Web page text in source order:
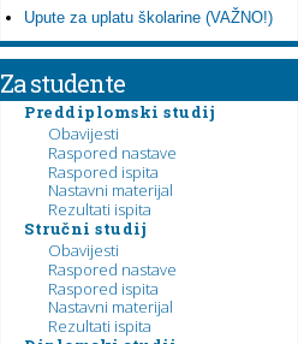
Upute za uplatu školarine (VAŽNO!)
Za studente
Preddiplomski studij
Obavijesti
Raspored nastave
Raspored ispita
Nastavni materijal
Rezultati ispita
Stručni studij
Obavijesti
Raspored nastave
Raspored ispita
Nastavni materijal
Rezultati ispita